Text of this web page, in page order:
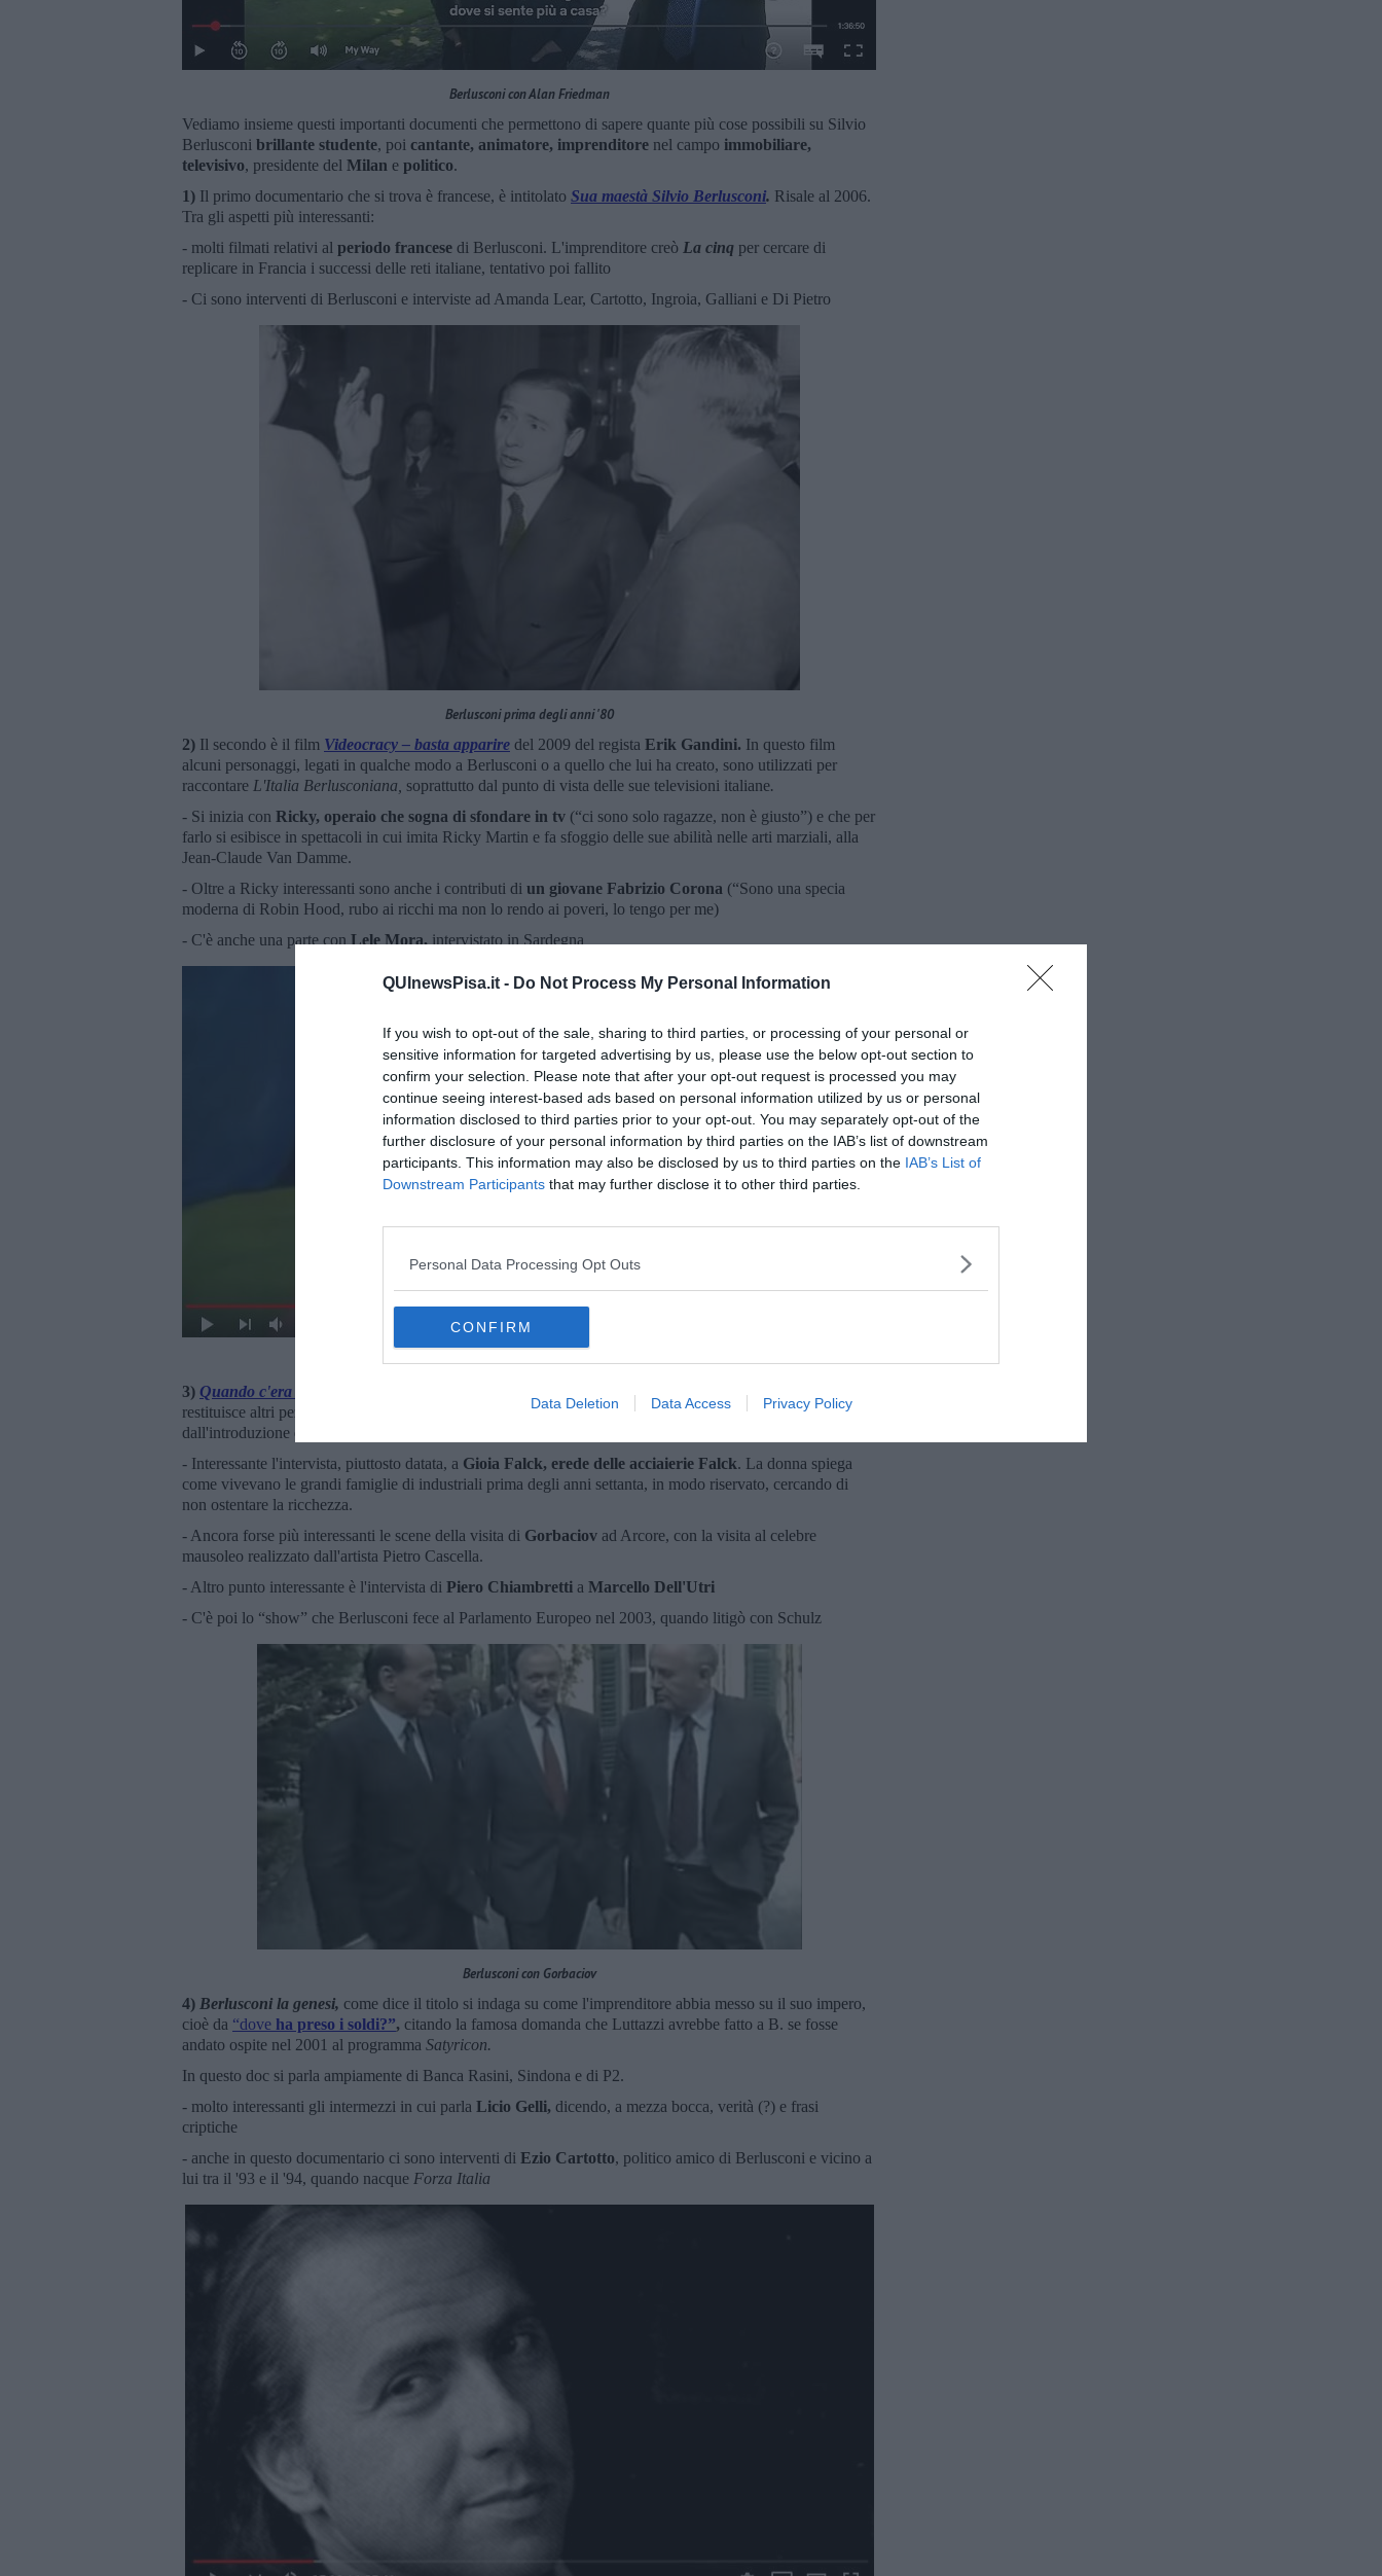
QUInewsPisa.it - Do Not Process My Personal Information
If you wish to opt-out of the sale, sharing to third parties, or processing of your personal or
sensitive information for targeted advertising by us, please use the below opt-out section to
confirm your selection. Please note that after your opt-out request is processed you may
continue seeing interest-based ads based on personal information utilized by us or personal
information disclosed to third parties prior to your opt-out. You may separately opt-out of the
further disclosure of your personal information by third parties on the IAB’s list of downstream
participants. This information may also be disclosed by us to third parties on the IAB’s List of
Downstream Participants that may further disclose it to other third parties.
Personal Data Processing Opt Outs
CONFIRM
Data Deletion Data Access Privacy Policy
Berlusconi con Alan Friedman
Vediamo insieme questi importanti documenti che permettono di sapere quante più cose possibili su Silvio
Berlusconi brillante studente, poi cantante, animatore, imprenditore nel campo immobiliare,
televisivo, presidente del Milan e politico.
1) Il primo documentario che si trova è francese, è intitolato Sua maestà Silvio Berlusconi. Risale al 2006.
Tra gli aspetti più interessanti:
- molti filmati relativi al periodo francese di Berlusconi. L'imprenditore creò La cinq per cercare di
replicare in Francia i successi delle reti italiane, tentativo poi fallito
- Ci sono interventi di Berlusconi e interviste ad Amanda Lear, Cartotto, Ingroia, Galliani e Di Pietro
Berlusconi prima degli anni '80
2) Il secondo è il film Videocracy – basta apparire del 2009 del regista Erik Gandini. In questo film
alcuni personaggi, legati in qualche modo a Berlusconi o a quello che lui ha creato, sono utilizzati per
raccontare L'Italia Berlusconiana, soprattutto dal punto di vista delle sue televisioni italiane.
- Si inizia con Ricky, operaio che sogna di sfondare in tv (“ci sono solo ragazze, non è giusto”) e che per
farlo si esibisce in spettacoli in cui imita Ricky Martin e fa sfoggio delle sue abilità nelle arti marziali, alla
Jean-Claude Van Damme.
- Oltre a Ricky interessanti sono anche i contributi di un giovane Fabrizio Corona (“Sono una specia
moderna di Robin Hood, rubo ai ricchi ma non lo rendo ai poveri, lo tengo per me)
- C'è anche una parte con Lele Mora, intervistato in Sardegna
Fabrizio Corona
3) Quando c'era Silvio - Storia del periodo berlusconiano
è un altro lavoro molto interessante che
restituisce altri pezzi del puzzle Berlusconi. In questo filmato si parte dagli anni sessanta-settanta e
dall'introduzione della mafia nel mondo milanese.
- Interessante l'intervista, piuttosto datata, a Gioia Falck, erede delle acciaierie Falck. La donna spiega
come vivevano le grandi famiglie di industriali prima degli anni settanta, in modo riservato, cercando di
non ostentare la ricchezza.
- Ancora forse più interessanti le scene della visita di Gorbaciov ad Arcore, con la visita al celebre
mausoleo realizzato dall'artista Pietro Cascella.
- Altro punto interessante è l'intervista di Piero Chiambretti a Marcello Dell'Utri
- C'è poi lo “show” che Berlusconi fece al Parlamento Europeo nel 2003, quando litigò con Schulz
Berlusconi con Gorbaciov
4) Berlusconi la genesi, come dice il titolo si indaga su come l'imprenditore abbia messo su il suo impero,
cioè da “dove ha preso i soldi?”, citando la famosa domanda che Luttazzi avrebbe fatto a B. se fosse
andato ospite nel 2001 al programma Satyricon.
In questo doc si parla ampiamente di Banca Rasini, Sindona e di P2.
- molto interessanti gli intermezzi in cui parla Licio Gelli, dicendo, a mezza bocca, verità (?) e frasi
criptiche
- anche in questo documentario ci sono interventi di Ezio Cartotto, politico amico di Berlusconi e vicino a
lui tra il '93 e il '94, quando nacque Forza Italia